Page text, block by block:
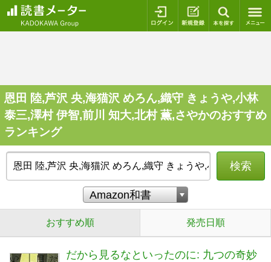
ログイン 新規登録
恩田 陸,芦沢 央,海猫沢 めろん,織守 きょうや,小林
泰三,澤村 伊智,前川 知大,北村 薫,さやかのおすすめ
ランキング
検索
おすすめ順 発売日順
だから見るなといったのに: 九つの奇妙